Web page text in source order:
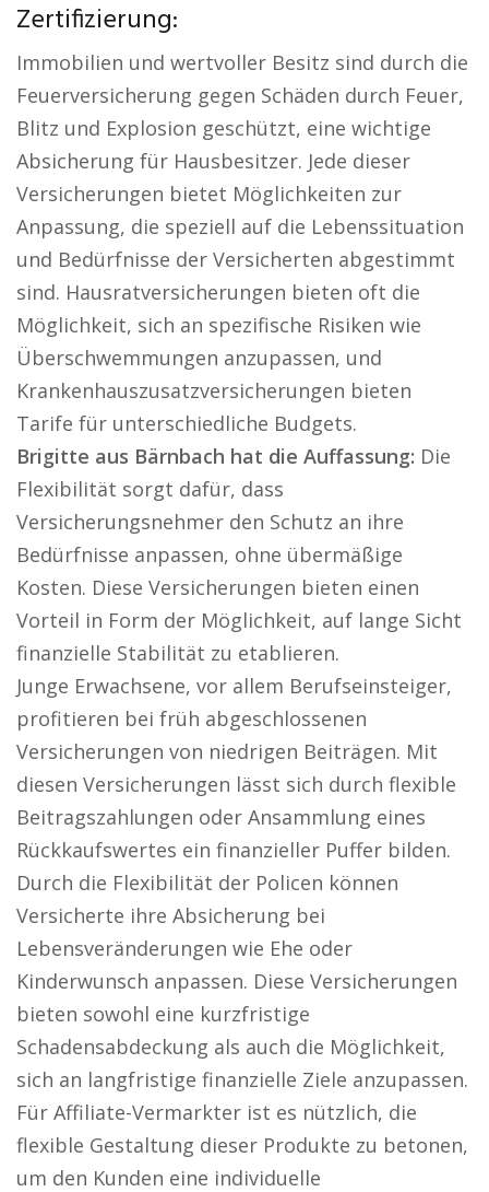
Zertifizierung:
Immobilien und wertvoller Besitz sind durch die
Feuerversicherung gegen Schäden durch Feuer,
Blitz und Explosion geschützt, eine wichtige
Absicherung für Hausbesitzer. Jede dieser
Versicherungen bietet Möglichkeiten zur
Anpassung, die speziell auf die Lebenssituation
und Bedürfnisse der Versicherten abgestimmt
sind. Hausratversicherungen bieten oft die
Möglichkeit, sich an spezifische Risiken wie
Überschwemmungen anzupassen, und
Krankenhauszusatzversicherungen bieten
Tarife für unterschiedliche Budgets.
Brigitte aus Bärnbach hat die Auffassung: Die
Flexibilität sorgt dafür, dass
Versicherungsnehmer den Schutz an ihre
Bedürfnisse anpassen, ohne übermäßige
Kosten. Diese Versicherungen bieten einen
Vorteil in Form der Möglichkeit, auf lange Sicht
finanzielle Stabilität zu etablieren.
Junge Erwachsene, vor allem Berufseinsteiger,
profitieren bei früh abgeschlossenen
Versicherungen von niedrigen Beiträgen. Mit
diesen Versicherungen lässt sich durch flexible
Beitragszahlungen oder Ansammlung eines
Rückkaufswertes ein finanzieller Puffer bilden.
Durch die Flexibilität der Policen können
Versicherte ihre Absicherung bei
Lebensveränderungen wie Ehe oder
Kinderwunsch anpassen. Diese Versicherungen
bieten sowohl eine kurzfristige
Schadensabdeckung als auch die Möglichkeit,
sich an langfristige finanzielle Ziele anzupassen.
Für Affiliate-Vermarkter ist es nützlich, die
flexible Gestaltung dieser Produkte zu betonen,
um den Kunden eine individuelle